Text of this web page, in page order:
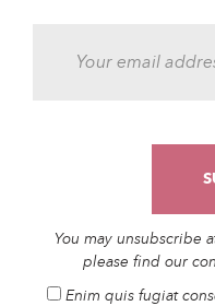
You may unsubscribe
please find our
Enim quis fugiat